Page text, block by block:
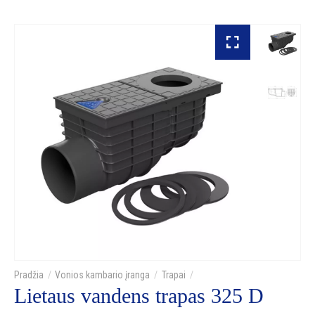
Vonios kambario įranga Trapai
Lietaus vandens trapas 325 D